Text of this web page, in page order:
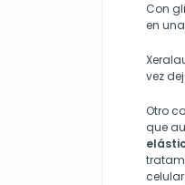
Con
en una
vez
Otro
que